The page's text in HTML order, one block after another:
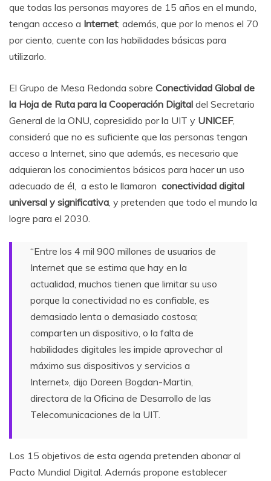
que todas las personas mayores de 15 años en el mundo,
tengan acceso a Internet; además, que por lo menos el 70
por ciento, cuente con las habilidades básicas para
utilizarlo.
El Grupo de Mesa Redonda sobre Conectividad Global de
la Hoja de Ruta para la Cooperación Digital del Secretario
General de la ONU, copresidido por la UIT y UNICEF,
consideró que no es suficiente que las personas tengan
acceso a Internet, sino que además, es necesario que
adquieran los conocimientos básicos para hacer un uso
adecuado de él, a esto le llamaron conectividad digital
universal y significativa , y pretenden que todo el mundo la
logre para el 2030.
“Entre los 4 mil 900 millones de usuarios de
Internet que se estima que hay en la
actualidad, muchos tienen que limitar su uso
porque la conectividad no es confiable, es
demasiado lenta o demasiado costosa;
comparten un dispositivo, o la falta de
habilidades digitales les impide aprovechar al
máximo sus dispositivos y servicios a
Internet», dijo Doreen Bogdan-Martin,
directora de la Oficina de Desarrollo de las
Telecomunicaciones de la UIT.
Los 15 objetivos de esta agenda pretenden abonar al
Pacto Mundial Digital. Además propone establecer